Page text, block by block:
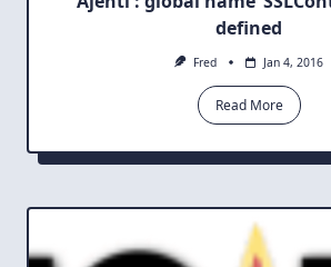
defined
Fred Jan 4, 2016
Read More